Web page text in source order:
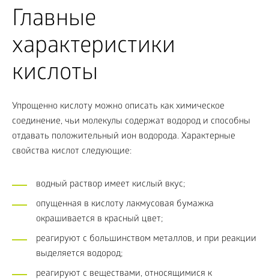
Главные
характеристики
кислоты
Упрощенно кислоту можно описать как химическое
соединение, чьи молекулы содержат водород и способны
отдавать положительный ион водорода. Характерные
свойства кислот следующие:
водный раствор имеет кислый вкус;
опущенная в кислоту лакмусовая бумажка
окрашивается в красный цвет;
реагируют с большинством металлов, и при реакции
выделяется водород;
реагируют с веществами, относящимися к